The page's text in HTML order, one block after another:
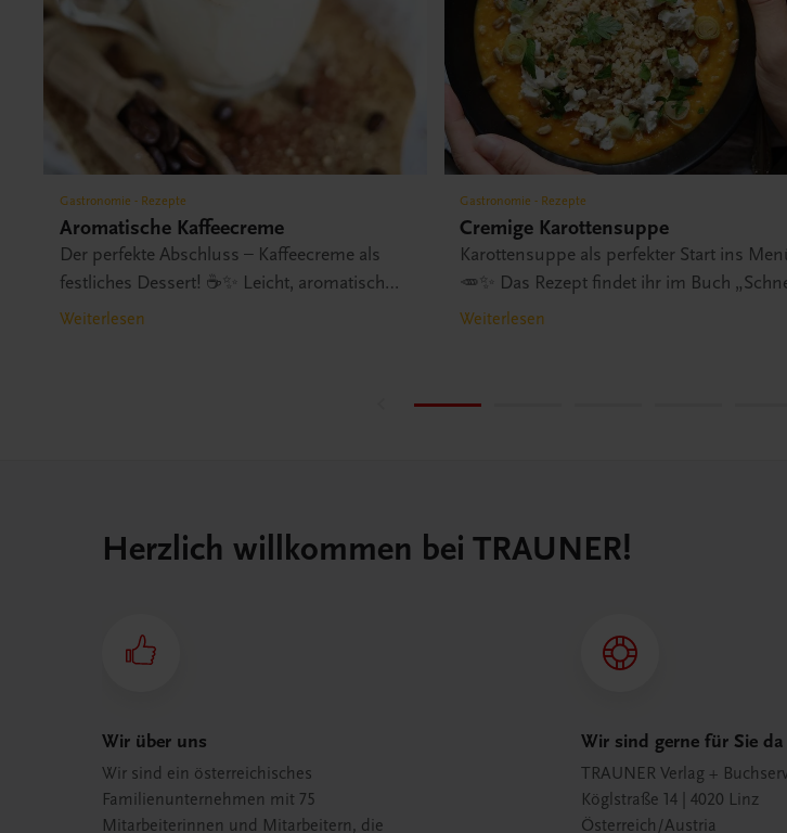
Gastronomie - Rezepte
Aromatische Kaffeecreme
Der perfekte Abschluss – Kaffeecreme als
festliches Dessert! ☕✨ Leicht, aromatisch
und elegant – so endet dein Menü mit einem
Weiterlesen
Gastronomie - Rezepte
Cremige Karottensuppe
Karottensuppe als perfekter Start ins
🥕✨ Das Rezept findet ihr im Buch
UND gesund?!“.
Weiterlesen
Herzlich willkommen bei TRAUNER!
Wir über uns
Wir sind ein österreichisches
Familienunternehmen mit 75
Mitarbeiterinnen und Mitarbeitern, die
Wir sind gerne für Sie da
TRAUNER Verlag +
Köglstraße 14 | 4020 Linz
Österreich/Austria